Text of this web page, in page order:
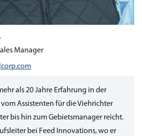
Manager
als 20 Jahre Erfahrung in der
Assistenten für die Viehrichter
bis hin zum Gebietsmanager reicht.
bei Feed Innovations, wo er